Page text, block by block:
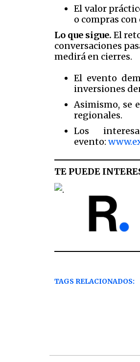
El valor
o compras
Lo que sigue. El
conversaciones
medirá en cierres.
El evento
inversiones
Asimismo, se
regionales.
Los
evento:
TE PUEDE
TAGS RELACIONADOS: